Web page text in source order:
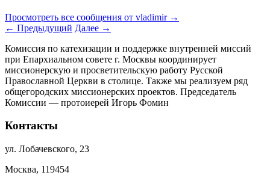
Просмотреть все сообщения от vladimir →
← Предыдущий Далее →
Комиссия по катехизации и поддержке внутренней миссий
при Епархиальном совете г. Москвы координирует
миссионерскую и просветительскую работу Русской
Православной Церкви в столице. Также мы реализуем ряд
общегородских миссионерских проектов. Председатель
Комиссии — протоиерей Игорь Фомин
Контакты
ул. Лобачевского, 23
Москва, 119454